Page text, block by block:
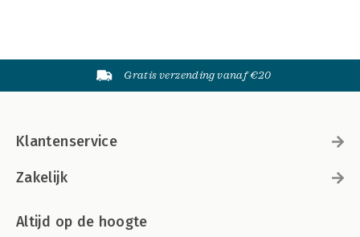
Gratis verzending vanaf €20
Klantenservice
Zakelijk
Altijd op de hoogte